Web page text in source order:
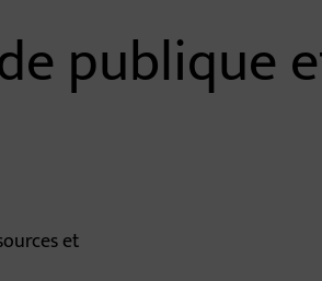
publique
et